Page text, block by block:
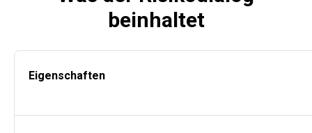
beinhaltet
Eigenschaften